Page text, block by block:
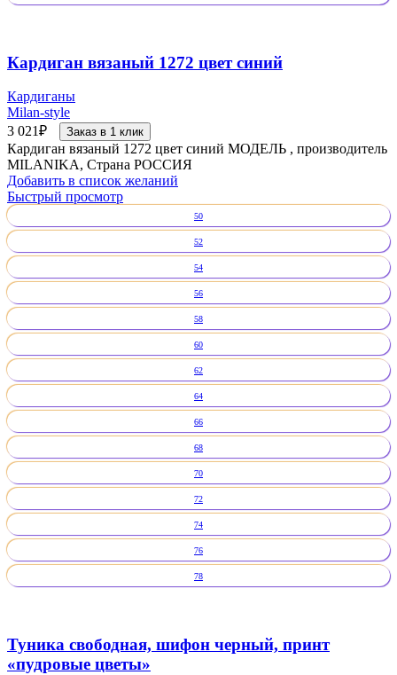
Кардиган вязаный 1272 цвет синий
Кардиганы
Milan-style
3 021₽ Заказ в 1 клик
Кардиган вязаный 1272 цвет синий МОДЕЛЬ , производитель
MILANIKA, Страна РОССИЯ
Добавить в список желаний
Быстрый просмотр
50
52
54
56
58
60
62
64
66
68
70
72
74
76
78
Туника свободная, шифон черный, принт
«пудровые цветы»